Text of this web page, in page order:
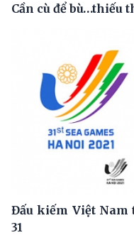
Cần cù để bù…thiếu
Đấu kiếm Việt Nam
31